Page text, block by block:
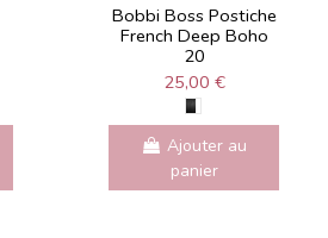
Bobbi Boss Postiche
French Deep Boho
20
25,00 €
Ajouter au
panier